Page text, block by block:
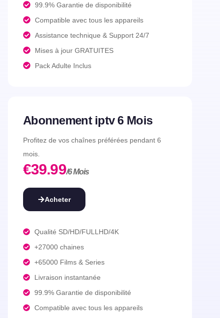
99.9% Garantie de disponibilité
Compatible avec tous les appareils
Assistance technique & Support 24/7
Mises à jour GRATUITES
Pack Adulte Inclus
Abonnement iptv 6 Mois
Profitez de vos chaînes préférées pendant 6
mois.
€39.99/6 Mois
Acheter
Qualité SD/HD/FULLHD/4K​
+27000 chaines​
+65000 Films & Series
Livraison instantanée​
99.9% Garantie de disponibilité​
Compatible avec tous les appareils​